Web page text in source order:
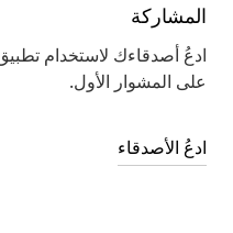
المشاركة
ادعُ أصدقاءك لاستخدام
على المشوار الأول.
ادعُ الأصدقاء